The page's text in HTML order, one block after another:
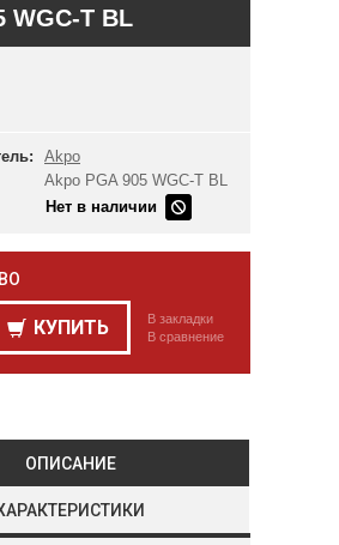
WGC-T BL
Akpo
Akpo PGA 905 WGC-T BL
Нет в наличии
КУПИТЬ
В закладки
В сравнение
ОПИСАНИЕ